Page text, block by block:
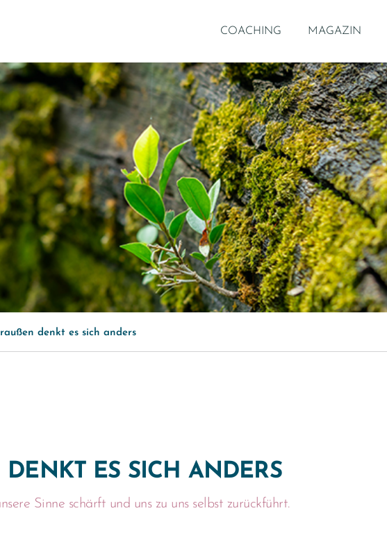
COACHING MAGAZIN
denkt es sich anders
ES SICH ANDERS
Sinne schärft und uns zu uns selbst zurückführt.